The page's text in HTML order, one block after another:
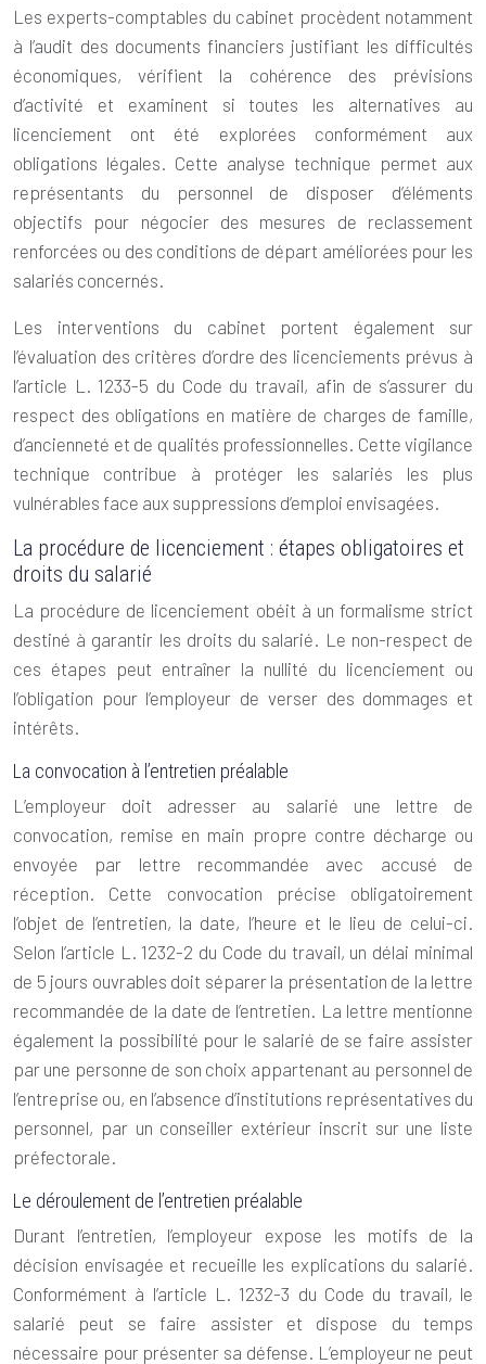
Les experts-comptables du cabinet procèdent notamment
à l’audit des documents financiers justifiant les difficultés
économiques, vérifient la cohérence des prévisions
d’activité et examinent si toutes les alternatives au
licenciement ont été explorées conformément aux
obligations légales. Cette analyse technique permet aux
représentants du personnel de disposer d’éléments
objectifs pour négocier des mesures de reclassement
renforcées ou des conditions de départ améliorées pour les
salariés concernés.
Les interventions du cabinet portent également sur
l’évaluation des critères d’ordre des licenciements prévus à
l’article L. 1233-5 du Code du travail, afin de s’assurer du
respect des obligations en matière de charges de famille,
d’ancienneté et de qualités professionnelles. Cette vigilance
technique contribue à protéger les salariés les plus
vulnérables face aux suppressions d’emploi envisagées.
La procédure de licenciement : étapes obligatoires et
droits du salarié
La procédure de licenciement obéit à un formalisme strict
destiné à garantir les droits du salarié. Le non-respect de
ces étapes peut entraîner la nullité du licenciement ou
l’obligation pour l’employeur de verser des dommages et
intérêts.
La convocation à l’entretien préalable
L’employeur doit adresser au salarié une lettre de
convocation, remise en main propre contre décharge ou
envoyée par lettre recommandée avec accusé de
réception. Cette convocation précise obligatoirement
l’objet de l’entretien, la date, l’heure et le lieu de celui-ci.
Selon l’article L. 1232-2 du Code du travail, un délai minimal
de 5 jours ouvrables doit séparer la présentation de la lettre
recommandée de la date de l’entretien. La lettre mentionne
également la possibilité pour le salarié de se faire assister
par une personne de son choix appartenant au personnel de
l’entreprise ou, en l’absence d’institutions représentatives du
personnel, par un conseiller extérieur inscrit sur une liste
préfectorale.
Le déroulement de l’entretien préalable
Durant l’entretien, l’employeur expose les motifs de la
décision envisagée et recueille les explications du salarié.
Conformément à l’article L. 1232-3 du Code du travail, le
salarié peut se faire assister et dispose du temps
nécessaire pour présenter sa défense. L’employeur ne peut